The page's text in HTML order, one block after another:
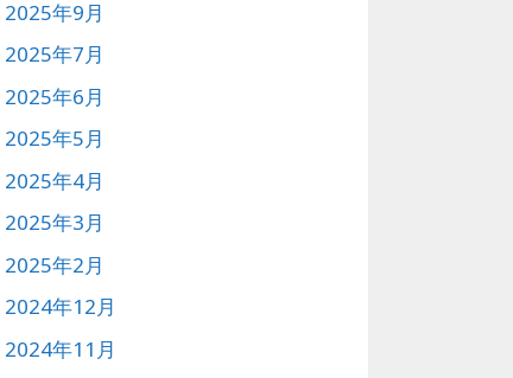
2025年9月
2025年7月
2025年6月
2025年5月
2025年4月
2025年3月
2025年2月
2024年12月
2024年11月